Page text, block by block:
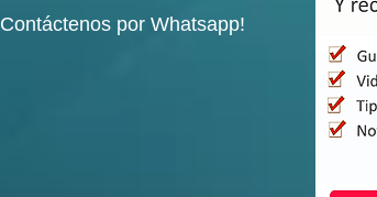
Contáctenos por Whatsapp!